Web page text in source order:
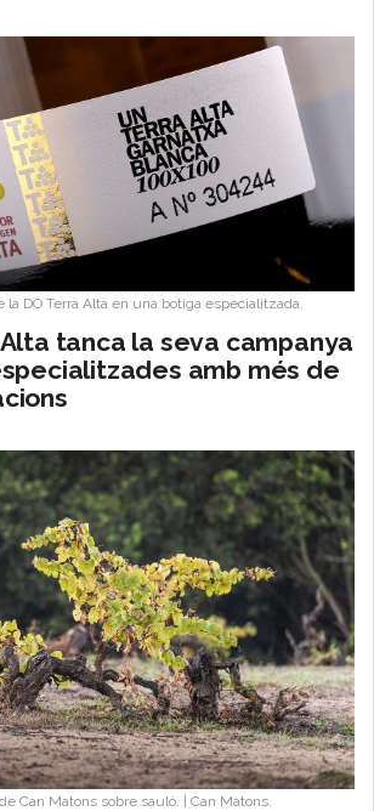
la DO Terra Alta en una botiga especialitzada.
tanca la seva campanya
amb més de
Can Matons sobre sauló. | Can Matons.